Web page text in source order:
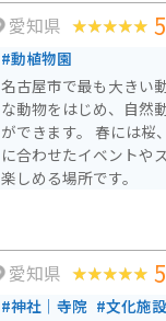
愛知県 5
#動植物園
名古屋市で最も大きい
な動物をはじめ、自然
ができます。 春には桜、秋には紅葉で園内が彩られます。季節
に合わせたイベントや
楽しめる場所です。
愛知県 5
#神社｜寺院 #文化施設